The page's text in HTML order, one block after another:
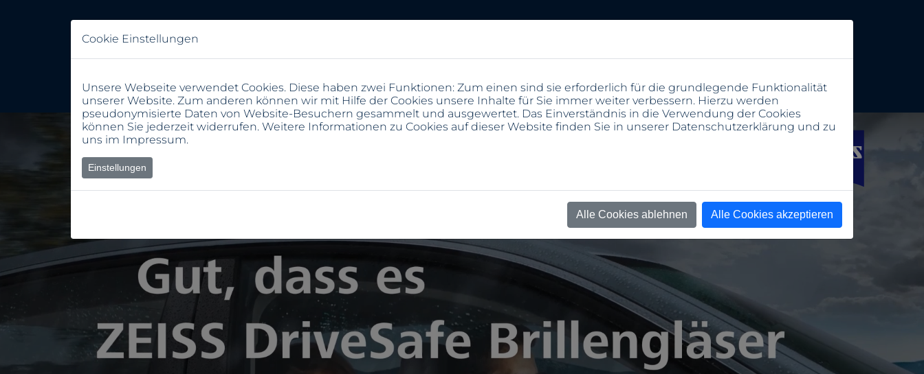
Cookie Einstellungen
Unsere Webseite verwendet Cookies. Diese haben zwei Funktionen: Zum einen sind sie erforderlich für die grundlegende Funktionalität
unserer Website. Zum anderen können wir mit Hilfe der Cookies unsere Inhalte für Sie immer weiter verbessern. Hierzu werden
pseudonymisierte Daten von Website-Besuchern gesammelt und ausgewertet. Das Einverständnis in die Verwendung der Cookies
können Sie jederzeit widerrufen. Weitere Informationen zu Cookies auf dieser Website finden Sie in unserer Datenschutzerklärung und zu
uns im Impressum.
Einstellungen
Alle Cookies ablehnen Alle Cookies akzeptieren